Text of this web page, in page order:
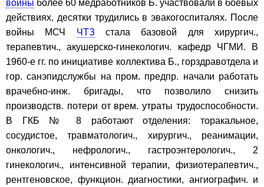
войны более 60 медработников Б. участвовали в боевых
действиях, десятки трудились в эвакогоспиталях. После
войны МСЧ ЧТЗ стала базовой для хирургич.,
терапевтич., акушерско-гинекологич. кафедр ЧГМИ. В
1960-е гг. по инициативе коллектива Б., горздравотдела и
гор. санэпидслужбы на пром. предпр. начали работать
врачебно-инж. бригады, что позволило снизить
производств. потери от врем. утраты трудоспособности.
В ГКБ № 8 работают отделения: торакальное,
сосудистое, травматологич., хирургич., реанимации,
онкологич., нефрологич., гастроэнтерологич., 2
гинекологич., интенсивной терапии, физиотерапевтич.,
рентгеновское, функцион. диагностики, ангиографич. и